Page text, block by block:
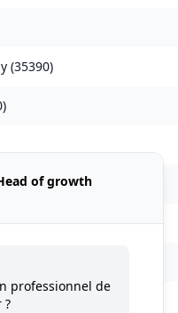
(35390)
)
) of growth
professionnel de
?